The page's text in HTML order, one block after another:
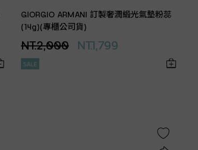
GIORGIO ARMANI 訂製奢潤緞光氣墊粉蕊
(14g)(專櫃公司貨)
NT.2,000 NT.1,799
SALE